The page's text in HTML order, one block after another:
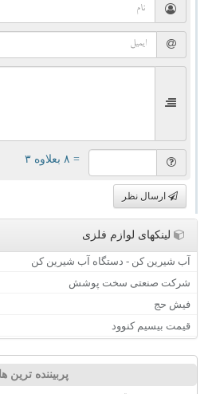
= ۸ بعلاوه ۳
ارسال نظر
لینکهای لوازم فلزی
آب شیرین کن - دستگاه آب شیرین کن
شرکت صنعتی سخت پوشش
فیش حج
قیمت بیسیم کنوود
پربیننده ترین ها